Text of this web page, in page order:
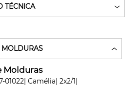
TÉCNICA
MOLDURAS
Molduras
01022| Camélia| 2x2/1|